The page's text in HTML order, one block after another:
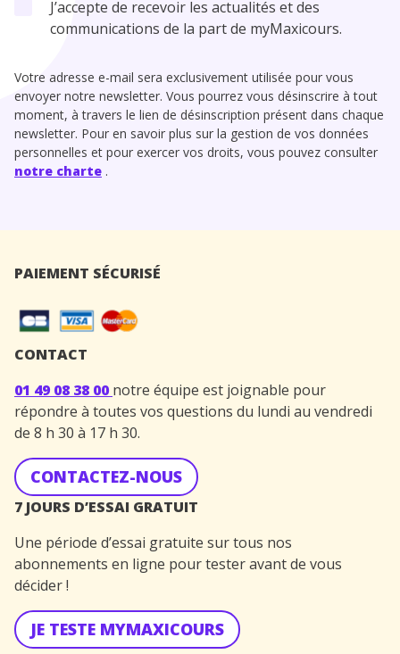
J’accepte de recevoir les actualités et des
communications de la part de myMaxicours.
Votre adresse e-mail sera exclusivement utilisée pour vous
envoyer notre newsletter. Vous pourrez vous désinscrire à tout
moment, à travers le lien de désinscription présent dans chaque
newsletter. Pour en savoir plus sur la gestion de vos données
personnelles et pour exercer vos droits, vous pouvez consulter
notre charte .
PAIEMENT SÉCURISÉ
CONTACT
01 49 08 38 00 notre équipe est joignable pour
répondre à toutes vos questions du lundi au vendredi
de 8 h 30 à 17 h 30.
CONTACTEZ-NOUS
7 JOURS D’ESSAI GRATUIT
Une période d’essai gratuite sur tous nos
abonnements en ligne pour tester avant de vous
décider !
JE TESTE MYMAXICOURS